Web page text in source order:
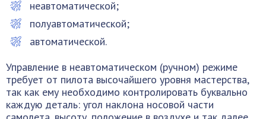
неавтоматической;
полуавтоматической;
автоматической.
Управление в неавтоматическом (ручном) режиме
требует от пилота высочайшего уровня мастерства,
так как ему необходимо контролировать буквально
каждую деталь: угол наклона носовой части